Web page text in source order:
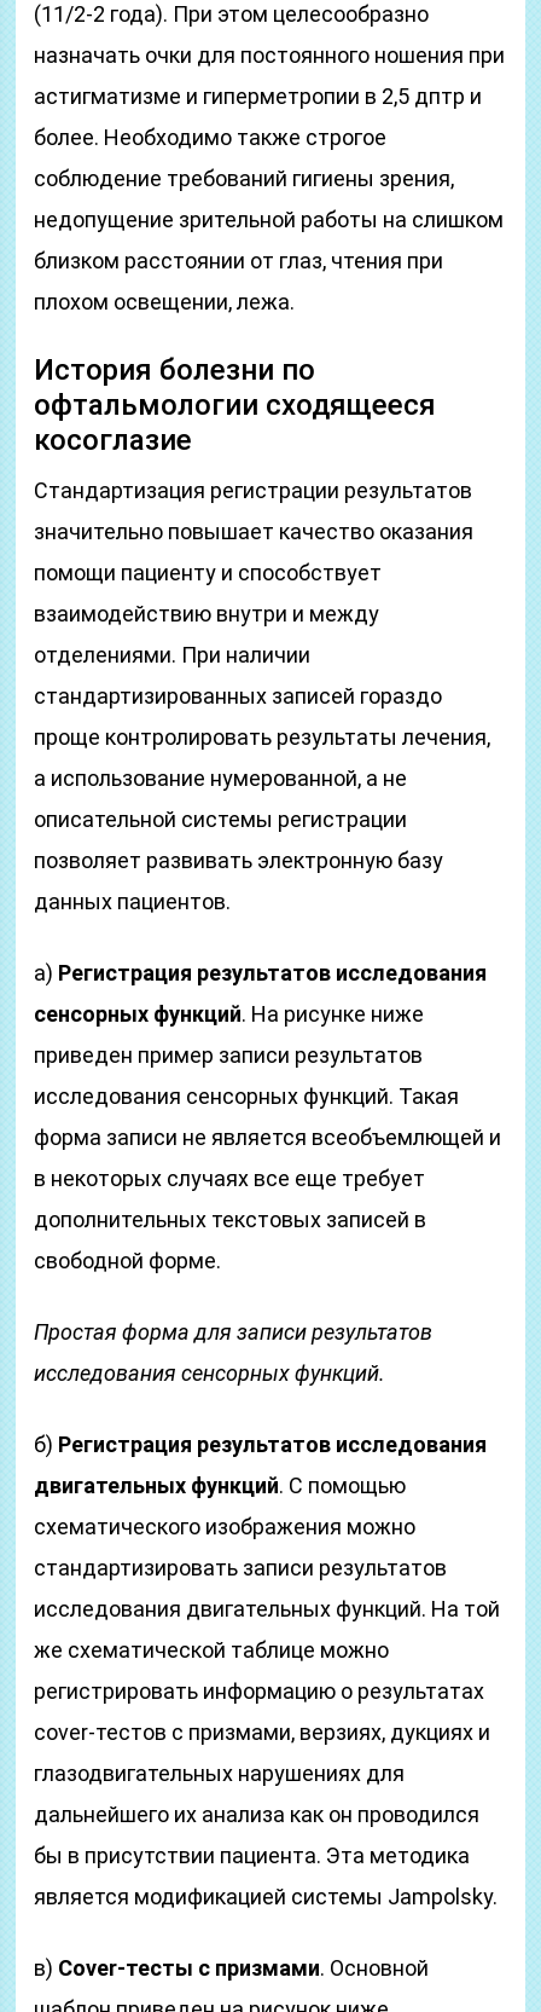
(11/2-2 года). При этом целесообразно
назначать очки для постоянного ношения при
астигматизме и гиперметропии в 2,5 дптр и
более. Необходимо также строгое
соблюдение требований гигиены зрения,
недопущение зрительной работы на слишком
близком расстоянии от глаз, чтения при
плохом освещении, лежа.
История болезни по
офтальмологии сходящееся
косоглазие
Стандартизация регистрации результатов
значительно повышает качество оказания
помощи пациенту и способствует
взаимодействию внутри и между
отделениями. При наличии
стандартизированных записей гораздо
проще контролировать результаты лечения,
а использование нумерованной, а не
описательной системы регистрации
позволяет развивать электронную базу
данных пациентов.
а) Регистрация результатов исследования
сенсорных функций. На рисунке ниже
приведен пример записи результатов
исследования сенсорных функций. Такая
форма записи не является всеобъемлющей и
в некоторых случаях все еще требует
дополнительных текстовых записей в
свободной форме.
Простая форма для записи результатов
исследования сенсорных функций.
б) Регистрация результатов исследования
двигательных функций. С помощью
схематического изображения можно
стандартизировать записи результатов
исследования двигательных функций. На той
же схематической таблице можно
регистрировать информацию о результатах
cover-тестов с призмами, верзиях, дукциях и
глазодвигательных нарушениях для
дальнейшего их анализа как он проводился
бы в присутствии пациента. Эта методика
является модификацией системы Jampolsky.
в) Cover-тесты с призмами. Основной